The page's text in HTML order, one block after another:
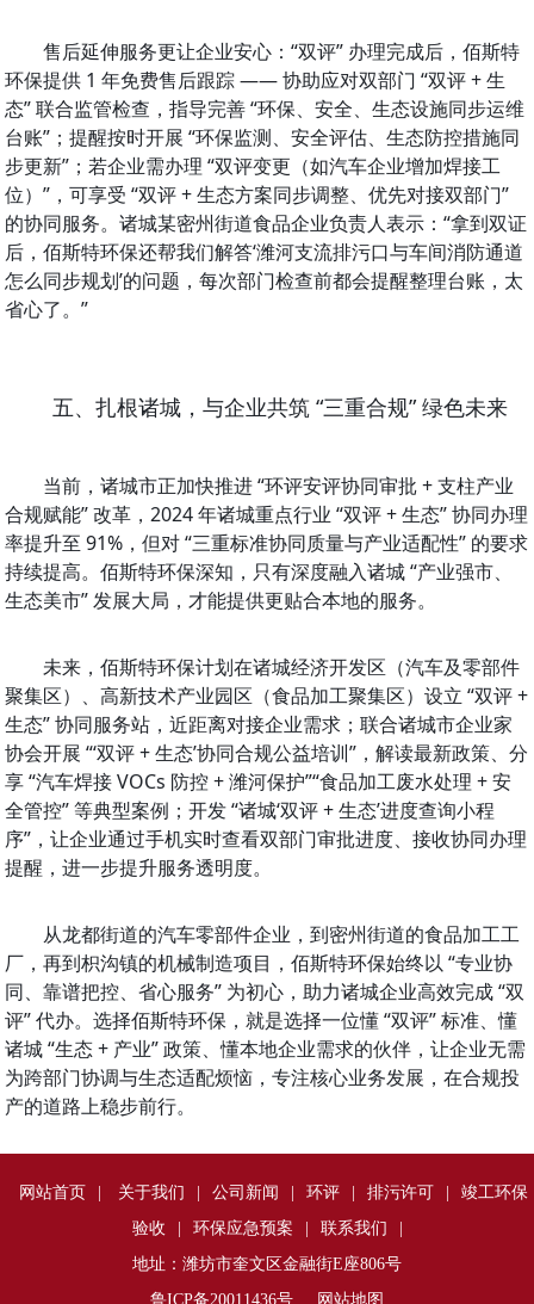
售后延伸服务更让企业安心：“双评” 办理完成后，佰斯特
环保提供 1 年免费售后跟踪 —— 协助应对双部门 “双评 + 生
态” 联合监管检查，指导完善 “环保、安全、生态设施同步运维
台账”；提醒按时开展 “环保监测、安全评估、生态防控措施同
步更新”；若企业需办理 “双评变更（如汽车企业增加焊接工
位）”，可享受 “双评 + 生态方案同步调整、优先对接双部门”
的协同服务。诸城某密州街道食品企业负责人表示：“拿到双证
后，佰斯特环保还帮我们解答‘潍河支流排污口与车间消防通道
怎么同步规划’的问题，每次部门检查前都会提醒整理台账，太
省心了。”
五、扎根诸城，与企业共筑 “三重合规” 绿色未来
当前，诸城市正加快推进 “环评安评协同审批 + 支柱产业
合规赋能” 改革，2024 年诸城重点行业 “双评 + 生态” 协同办理
率提升至 91%，但对 “三重标准协同质量与产业适配性” 的要求
持续提高。佰斯特环保深知，只有深度融入诸城 “产业强市、
生态美市” 发展大局，才能提供更贴合本地的服务。
未来，佰斯特环保计划在诸城经济开发区（汽车及零部件
聚集区）、高新技术产业园区（食品加工聚集区）设立 “双评 +
生态” 协同服务站，近距离对接企业需求；联合诸城市企业家
协会开展 “‘双评 + 生态’协同合规公益培训”，解读最新政策、分
享 “汽车焊接 VOCs 防控 + 潍河保护”“食品加工废水处理 + 安
全管控” 等典型案例；开发 “诸城‘双评 + 生态’进度查询小程
序”，让企业通过手机实时查看双部门审批进度、接收协同办理
提醒，进一步提升服务透明度。
从龙都街道的汽车零部件企业，到密州街道的食品加工工
厂，再到枳沟镇的机械制造项目，佰斯特环保始终以 “专业协
同、靠谱把控、省心服务” 为初心，助力诸城企业高效完成 “双
评” 代办。选择佰斯特环保，就是选择一位懂 “双评” 标准、懂
诸城 “生态 + 产业” 政策、懂本地企业需求的伙伴，让企业无需
为跨部门协调与生态适配烦恼，专注核心业务发展，在合规投
产的道路上稳步前行。
网站首页 关于我们 公司新闻 环评 排污许可
竣工环保
验收
环保应急预案 联系我们
地址：潍坊市奎文区金融街E座806号
鲁ICP备20011436号
网站地图